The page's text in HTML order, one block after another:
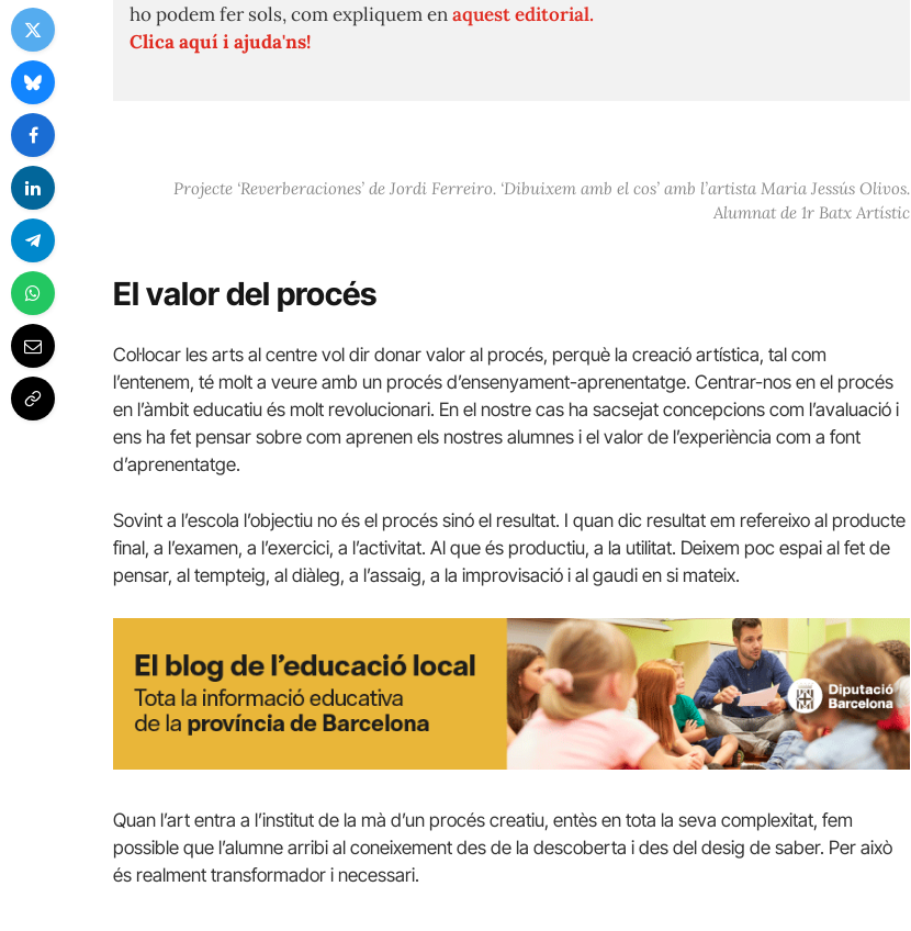
ho podem fer sols, com expliquem enaquest editorial.
Clica aquí i ajuda'ns!
Projecte ‘Reverberaciones’ de Jordi Ferreiro. ‘Dibuixem amb el cos’ amb l’artista Maria Jessús Olivos.
Alumnat de 1r Batx Artístic
El valor del procés
Col·locar les arts al centre vol dir donar valor al procés, perquè la creació artística, tal com
l’entenem, té molt a veure amb un procés d’ensenyament-aprenentatge. Centrar-nos en el procés
en l’àmbit educatiu és molt revolucionari. En el nostre cas ha sacsejat concepcions com l’avaluació i
ens ha fet pensar sobre com aprenen els nostres alumnes i el valor de l’experiència com a font
d’aprenentatge.
Sovint a l’escola l’objectiu no és el procés sinó el resultat. I quan dic resultat em refereixo al producte
final, a l’examen, a l’exercici, a l’activitat. Al que és productiu, a la utilitat. Deixem poc espai al fet de
pensar, al tempteig, al diàleg, a l’assaig, a la improvisació i al gaudi en si mateix.
Quan l’art entra a l’institut de la mà d’un procés creatiu, entès en tota la seva complexitat, fem
possible que l’alumne arribi al coneixement des de la descoberta i des del desig de saber. Per això
és realment transformador i necessari.